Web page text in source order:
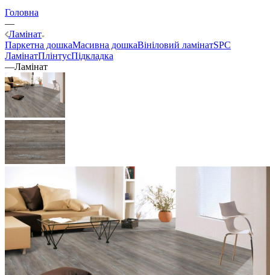
Головна
—
Ламінат
Паркетна дошкаМасивна дошкаВініловий ламінатSPC
ЛамінатПлінтусПідкладка
—Ламінат